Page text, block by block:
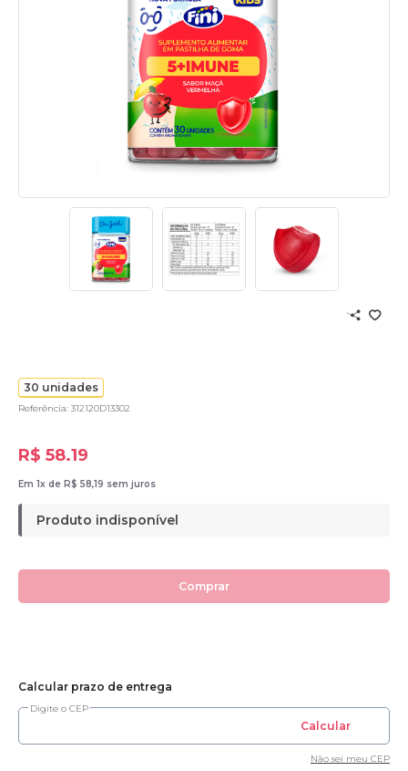
30 unidades
Referência: 312120D13302
R$ 58.19
Em 1x de R$ 58,19 sem juros
Produto indisponível
Comprar
Calcular prazo de entrega
Digite o CEP
Calcular
Não sei meu CEP